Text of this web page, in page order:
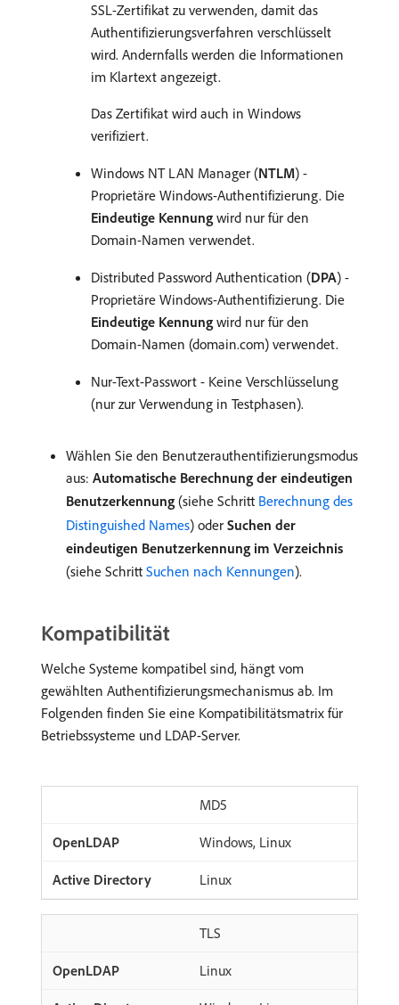
SSL-Zertifikat zu verwenden, damit das
Authentifizierungsverfahren verschlüsselt
wird. Andernfalls werden die Informationen
im Klartext angezeigt.
Das Zertifikat wird auch in Windows
verifiziert.
Windows NT LAN Manager (NTLM) -
Proprietäre Windows-Authentifizierung. Die
Eindeutige Kennung wird nur für den
Domain-Namen verwendet.
Distributed Password Authentication (DPA) -
Proprietäre Windows-Authentifizierung. Die
Eindeutige Kennung wird nur für den
Domain-Namen (domain.com) verwendet.
Nur-Text-Passwort - Keine Verschlüsselung
(nur zur Verwendung in Testphasen).
Wählen Sie den Benutzerauthentifizierungsmodus
aus: Automatische Berechnung der eindeutigen
Benutzerkennung (siehe Schritt Berechnung des
Distinguished Names) oder Suchen der
eindeutigen Benutzerkennung im Verzeichnis
(siehe Schritt Suchen nach Kennungen).
Kompatibilität
Welche Systeme kompatibel sind, hängt vom
gewählten Authentifizierungsmechanismus ab. Im
Folgenden finden Sie eine Kompatibilitätsmatrix für
Betriebssysteme und LDAP-Server.
MD5
Windows, Linux
Linux
TLS
Linux